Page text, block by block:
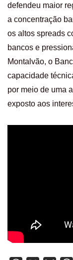
defendeu maior
a concentração
os altos spreads
bancos e
Montalvão, o
capacidade
por meio de uma
exposto aos